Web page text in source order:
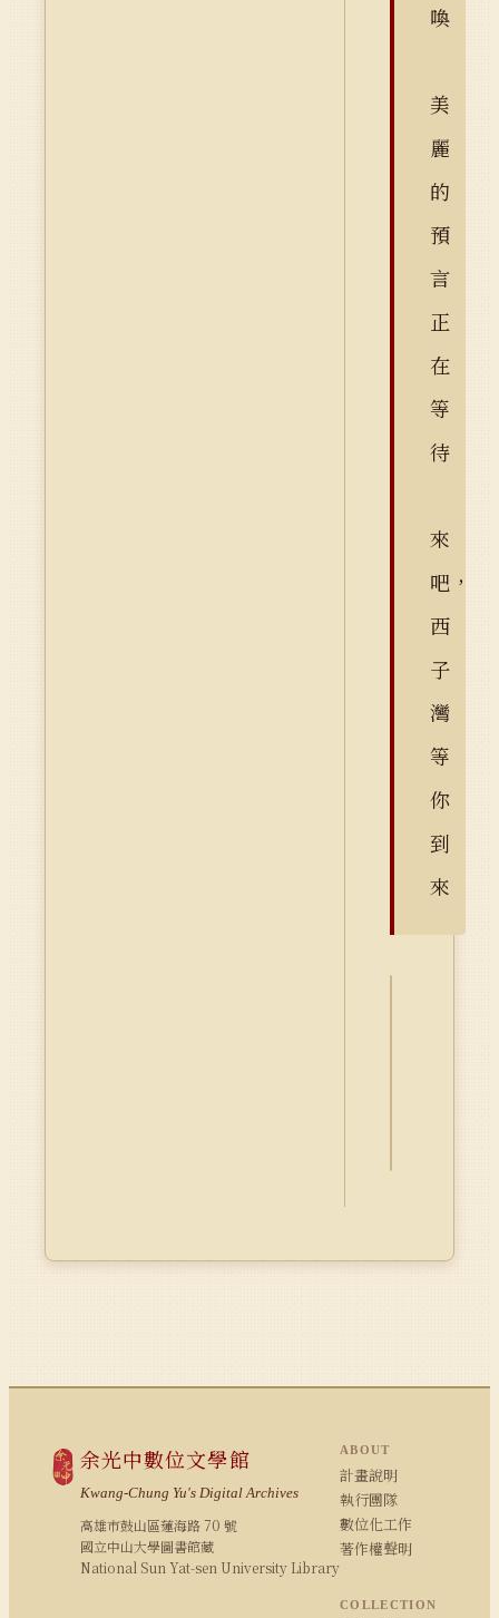
喚
美
麗
的
預
言
正
在
等
待
來
吧，
西
子
灣
等
你
到
來
余光中數位文學館
Kwang-Chung Yu's Digital Archives
高雄市鼓山區蓮海路 70 號
國立中山大學圖書館藏
National Sun Yat-sen University Library
ABOUT
計畫說明
執行團隊
數位化工作
著作權聲明
COLLECTION